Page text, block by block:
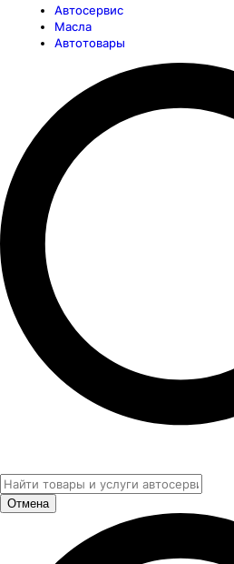
Автосервис
Масла
Автотовары
Отмена